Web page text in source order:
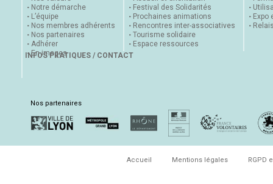
Notre démarche
L’équipe
Nos membres adhérents
Nos partenaires
Adhérer
En images
Festival des Solidarités
Prochaines animations
Rencontres inter-associatives
Tourisme solidaire
Espace ressources
Expo
INFOS PRATIQUES / CONTACT
Nos partenaires
Accueil Mentions légales RGPD